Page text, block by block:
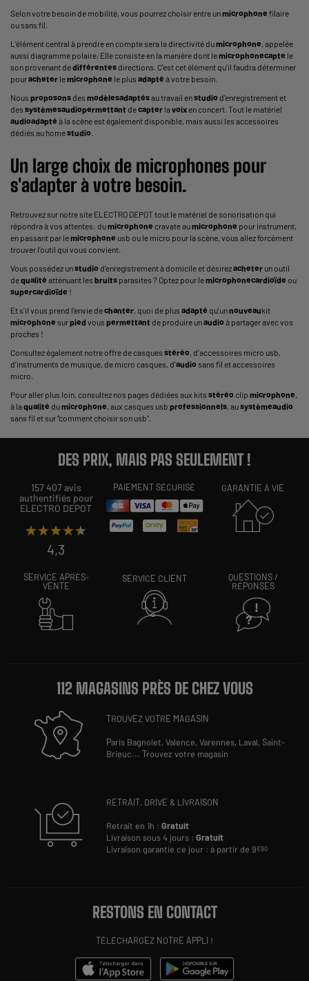
Selon votre besoin de mobilité, vous pourrez choisir entre unmicrophone filaire
ou sans fil.
L’élément central à prendre en compte sera ladirectivité dumicrophone , appelée
aussi diagramme polaire. Elle consiste en la manière dont lemicrophonecapte le
son provenant dedifférentesdirections. C’est cet élément qu’il faudra déterminer
pouracheter lemicrophone le plus adapté à votre besoin.
Nous proposonsdes modèlesadaptésau travail enstudio d'enregistrementet
des systèmesaudiopermettant decapter lavoixen concert. Tout le matériel
audioadapté à la scène est également disponible, mais aussi les accessoires
dédiés au homestudio
Un large choix de microphones pour
s'adapterà votre besoin.
Retrouvez sur notre site ELECTRO DEPOT tout le matériel desonorisation qui
répondra à vos attentes: dumicrophone cravateaumicrophone pour instrument
en passant par lemicrophone usb ou le micro pour la scène , vous allez forcément
trouver l’outil qui vous convient.
Vous possédez unstudio d’enregistrementà domicile et désirezacheter un outil
dequalité atténuant les bruits parasites ? Optez pour lemicrophonecardioïde ou
supercardioïde !
Et s’il vous prend l’envie dechanter , quoi de plus adapté qu’unnouveaukit
microphone surpied vous permettant de produire unaudio à partager avec vos
proches !
Consultez également notre offre decasques stéréo , d'accessoires micro usb,
d’instruments de musique , de micro casques, d'audio sans fil etaccessoires
micro
Pour aller plus loin, consultez nos pages dédiées aux kits stéréo clip microphone
à laqualité dumicrophone , aux casques usb professionnels , ausystèmeaudio
sans fil et sur “commentchoisir son usb”.
DES PRIX, MAIS PAS SEULEMENT !
157 407 avis
authentifiés pour
ELECTRO DEPOT
★★★★★
★★★★★
4,3
PAIEMENT SÉCURISÉ GARANTIE À VIE
SERVICE APRÈS-
VENTE
SERVICE CLIENT
QUESTIONS /
RÉPONSES
112 MAGASINS PRÈS DE CHEZ VOUS
TROUVEZ VOTRE MAGASIN
Paris Bagnolet,Valence,Varennes, Laval,Saint-
Brieuc...Trouvez votre magasin
RETRAIT, DRIVE & LIVRAISON
Retrait en 1h :Gratuit
Livraison sous 4 jours :Gratuit
Livraison garantie ce jour : à partir de 9€90
RESTONS EN CONTACT
TÉLÉCHARGEZ NOTRE APPLI !